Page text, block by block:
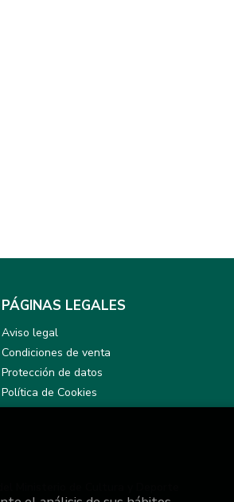
PÁGINAS LEGALES
Aviso legal
Condiciones de venta
Protección de datos
Política de Cookies